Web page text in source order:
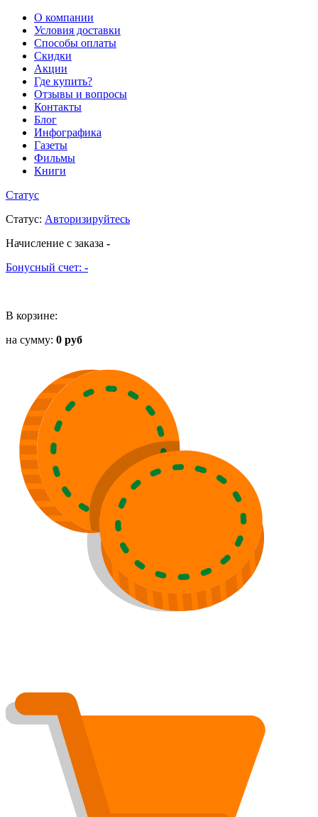
О компании
Условия доставки
Способы оплаты
Скидки
Акции
Где купить?
Отзывы и вопросы
Контакты
Блог
Инфографика
Газеты
Фильмы
Книги
Статус
Статус: Авторизируйтесь
Начисление с заказа -
Бонусный счет: -
В корзине:
на сумму: 0 руб